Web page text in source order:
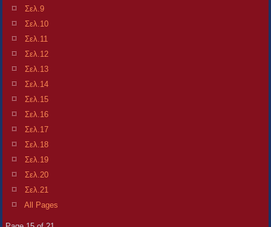
Σελ.9
Σελ.10
Σελ.11
Σελ.12
Σελ.13
Σελ.14
Σελ.15
Σελ.16
Σελ.17
Σελ.18
Σελ.19
Σελ.20
Σελ.21
All Pages